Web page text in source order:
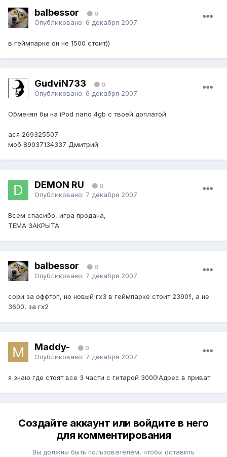
balbessor 0
Опубликовано: 6 декабря 2007
в геймпарке он не 1500 стоит))
GudviN733 0
Опубликовано: 6 декабря 2007
Обменял бы на iPod nano 4gb с твоей доплатой
ася 269325507
моб 89037134337 Дмитрий
DEMON RU 0
Опубликовано: 7 декабря 2007
Всем спасибо, игра продана,
ТЕМА ЗАКРЫТА
balbessor 0
Опубликовано: 7 декабря 2007
сори за оффтоп, но новый гх3 в геймпарке стоит 2390!!, а не
3600, за гх2
Maddy- 0
Опубликовано: 7 декабря 2007
я знаю где стоят все 3 части с гитарой 3000!Адрес в приват
Создайте аккаунт или войдите в него
для комментирования
Вы должны быть пользователем, чтобы оставить